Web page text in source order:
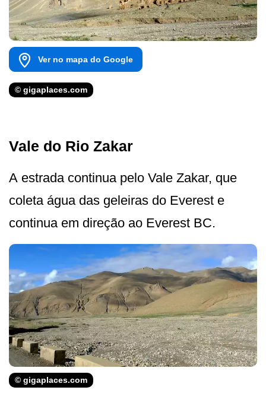
Ver no mapa do Google
© gigaplaces.com
Vale do Rio Zakar
A estrada continua pelo Vale Zakar, que
coleta água das geleiras do Everest e
continua em direção ao Everest BC.
© gigaplaces.com